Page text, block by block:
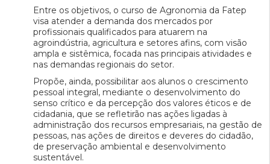
Entre os objetivos, o curso de Agronomia da Fatep
visa atender a demanda dos mercados por
profissionais qualificados para atuarem na
agroindústria, agricultura e setores afins, com visão
ampla e sistêmica, focada nas principais atividades e
nas demandas regionais do setor.
Propõe, ainda, possibilitar aos alunos o crescimento
pessoal integral, mediante o desenvolvimento do
senso crítico e da percepção dos valores éticos e de
cidadania, que se refletirão nas ações ligadas à
administração dos recursos empresariais, na gestão de
pessoas, nas ações de direitos e deveres do cidadão,
de preservação ambiental e desenvolvimento
sustentável.